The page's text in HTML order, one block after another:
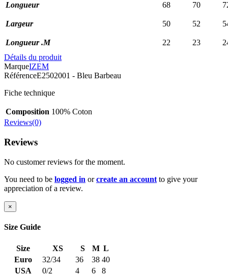
Longueur 68 70
Largeur 50 52
Longueur .M 22 23
Détails du produit
MarqueIZEM
RéférenceE2502001 - Bleu Barbeau
Fiche technique
Composition 100% Coton
Reviews(0)
Reviews
No customer reviews for the moment.
You need to be logged in orcreate an account to give your
appreciation of a review.
×
Size Guide
Size XS S M L
Euro
32/34 36 38 40
USA
0/2 4 6
8